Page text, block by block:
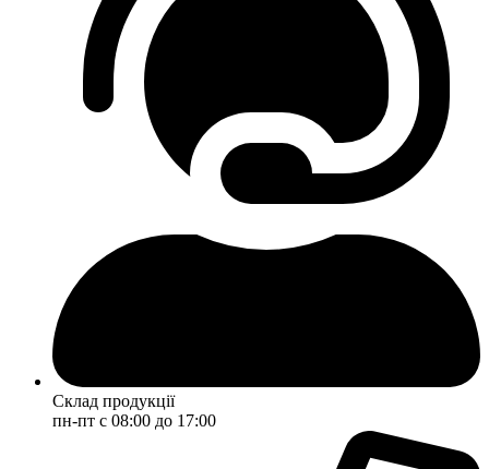
Склад продукції
пн-пт с 08:00 до 17:00